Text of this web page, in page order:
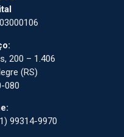
200 – 1.406
(RS)
080
99314-9970